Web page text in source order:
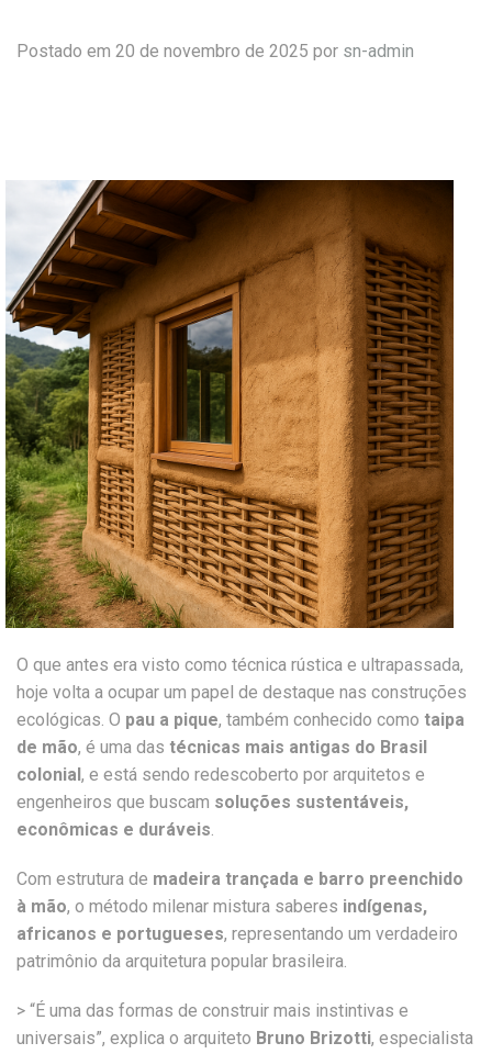
Postado em 20 de novembro de 2025 por sn-admin
O que antes era visto como técnica rústica e ultrapassada,
hoje volta a ocupar um papel de destaque nas construções
ecológicas. O pau a pique, também conhecido como taipa
de mão, é uma das técnicas mais antigas do Brasil
colonial, e está sendo redescoberto por arquitetos e
engenheiros que buscam soluções sustentáveis,
econômicas e duráveis.
Com estrutura de madeira trançada e barro preenchido
à mão, o método milenar mistura saberes indígenas,
africanos e portugueses, representando um verdadeiro
patrimônio da arquitetura popular brasileira.
> “É uma das formas de construir mais instintivas e
universais”, explica o arquiteto Bruno Brizotti, especialista